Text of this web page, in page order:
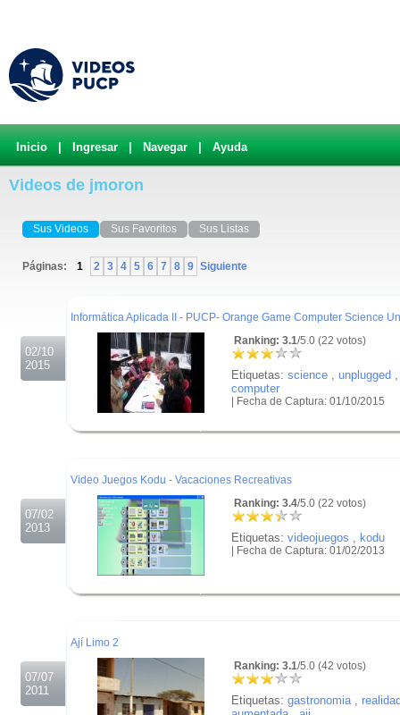
Inicio Ingresar Navegar Ayuda
Videos de jmoron
Sus Videos Sus Favoritos Sus Listas
Páginas: 1 2 3 4 5 6 7 8 9 Siguiente
02/10
2015
Informática Aplicada II - PUCP- Orange Game Computer Science
Ranking: 3.1/5.0 (22 votos)
Etiquetas: science unplugged
computer
| Fecha de Captura: 01/10/2015
07/02
2013
Video Juegos Kodu - Vacaciones Recreativas
Ranking: 3.4/5.0 (22 votos)
Etiquetas: videojuegos kodu
| Fecha de Captura: 01/02/2013
07/07
2011
Ají Limo 2
Ranking: 3.1/5.0 (42 votos)
Etiquetas: gastronomia